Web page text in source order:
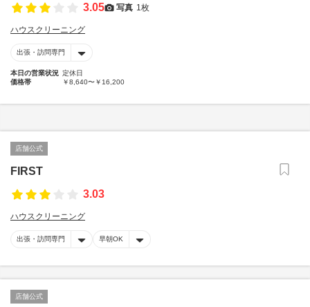
3.05 写真 1枚
ハウスクリーニング
出張・訪問専門
本日の営業状況 定休日
価格帯
￥8,640〜￥16,200
店舗公式
FIRST
3.03
ハウスクリーニング
出張・訪問専門 早朝OK
店舗公式